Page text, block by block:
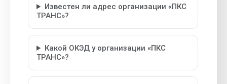
Известен ли адрес организации «ПКС
ТРАНС»?
Какой ОКЭД у организации «ПКС
ТРАНС»?